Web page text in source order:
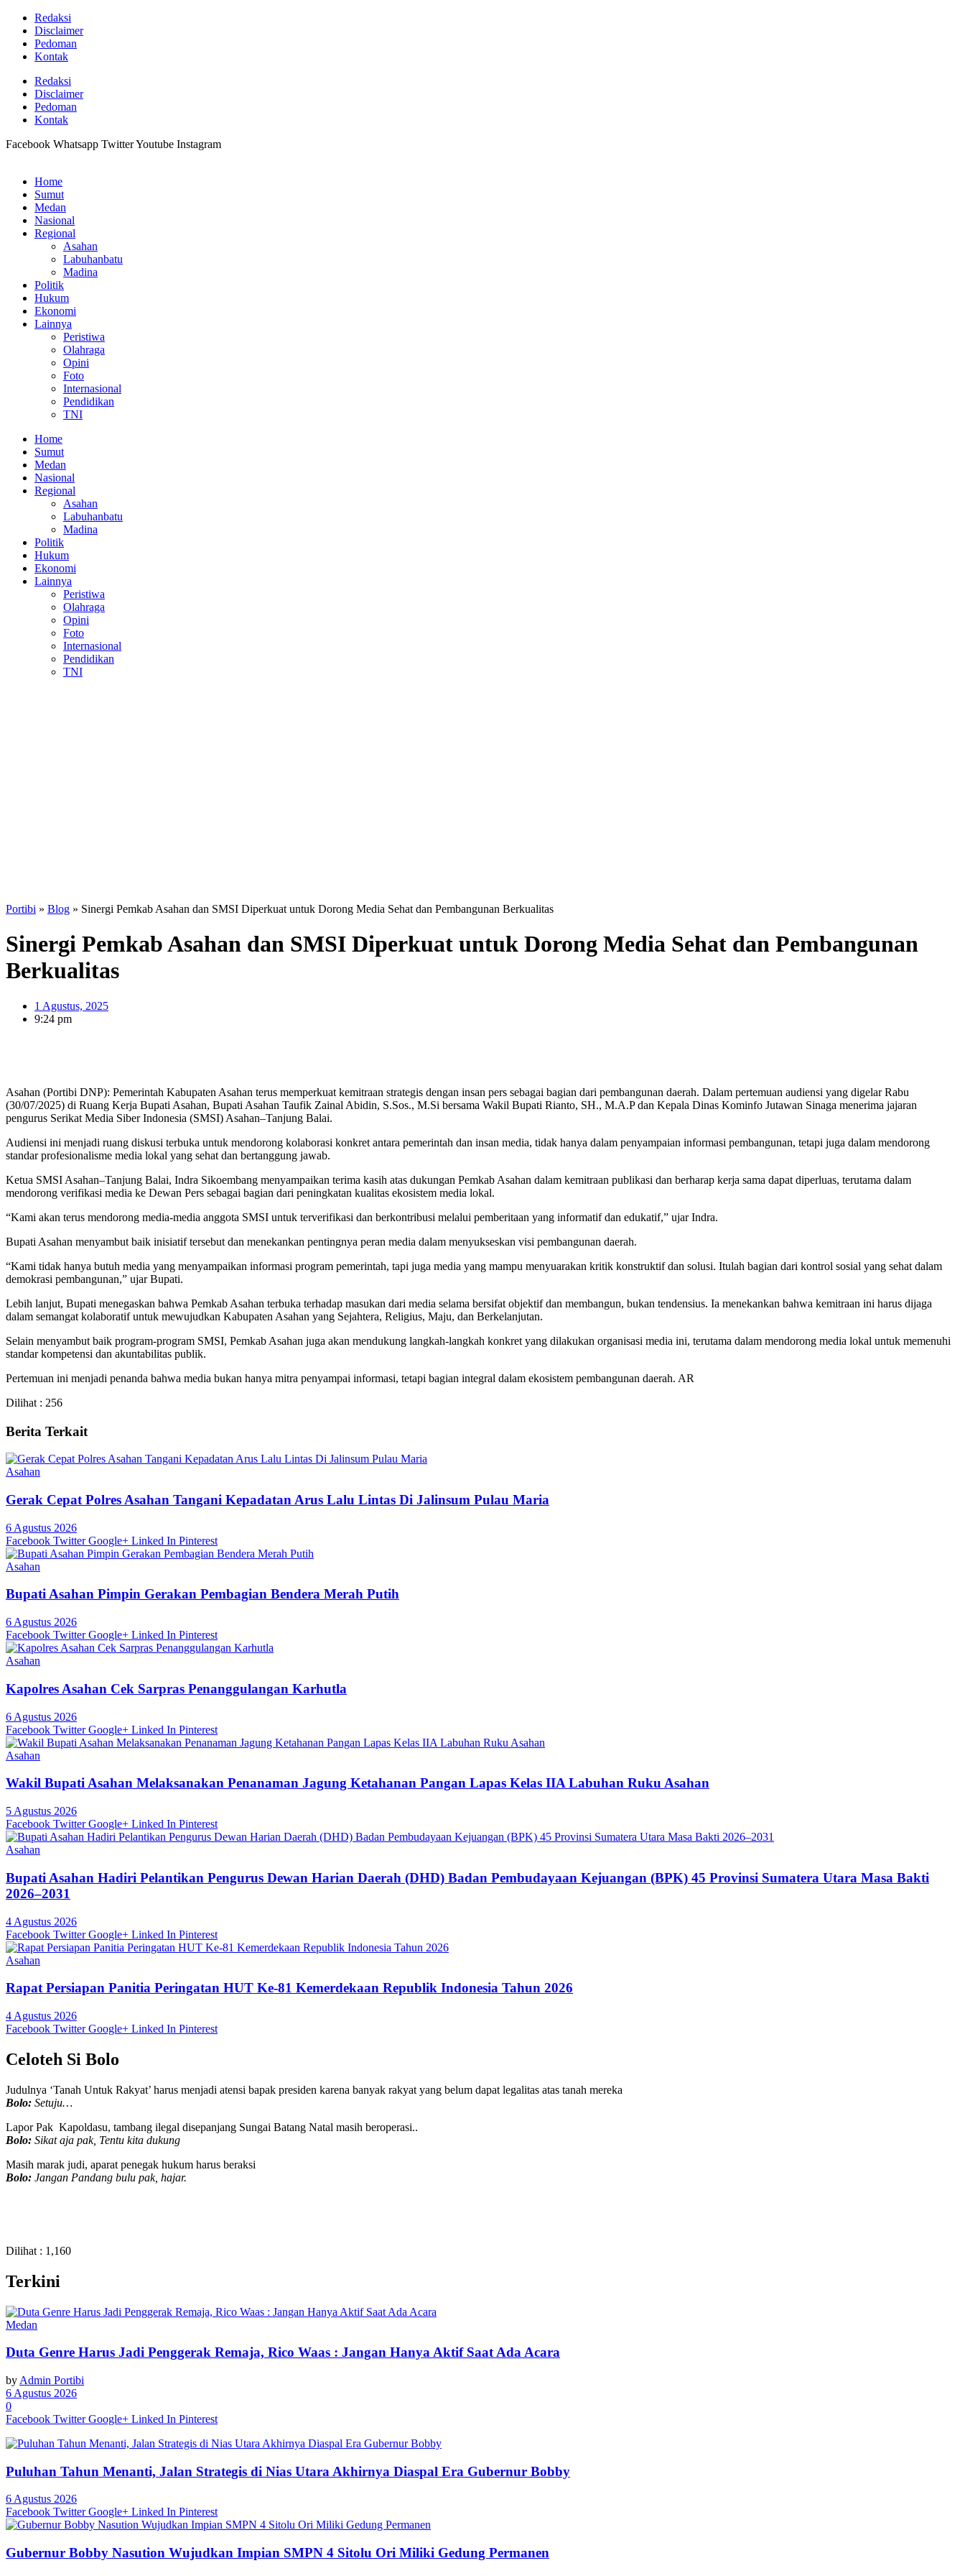
Lewati
konten
Redaksi
Disclaimer
Pedoman
Kontak
Redaksi
Disclaimer
Pedoman
Kontak
Facebook Whatsapp TwitterYoutube Instagram
Home
Sumut
Medan
Nasional
Regional
Asahan
Labuhanbatu
Madina
Politik
Hukum
Ekonomi
Lainnya
Peristiwa
Olahraga
Opini
Foto
Internasional
Pendidikan
TNI
Home
Sumut
Medan
Nasional
Regional
Asahan
Labuhanbatu
Madina
Politik
Hukum
Ekonomi
Lainnya
Peristiwa
Olahraga
Opini
Foto
Internasional
Pendidikan
TNI
Portibi » Blog » Sinergi Pemkab Asahan dan SMSI Diperkuat untuk Dorong Media Sehat dan Pembangunan Berkualitas
Sinergi Pemkab Asahan dan SMSI Diperkuat untuk Dorong Media Sehat dan Pembangunan
Berkualitas
1 Agustus, 2025
9:24 pm
Asahan (Portibi DNP): Pemerintah Kabupaten Asahan terus memperkuat kemitraan strategis dengan insan pers sebagai bagian dari pembangunan daerah. Dalam pertemuan audiensi yang digelar Rabu
(30/07/2025) di Ruang Kerja Bupati Asahan, Bupati Asahan Taufik Zainal Abidin, S.Sos., M.Si bersama Wakil Bupati Rianto, SH., M.A.P dan Kepala Dinas Kominfo Jutawan Sinaga menerima jajaran
pengurus Serikat Media Siber Indonesia (SMSI) Asahan–Tanjung Balai.
Audiensi ini menjadi ruang diskusi terbuka untuk mendorong kolaborasi konkret antara pemerintah dan insan media, tidak hanya dalam penyampaian informasi pembangunan, tetapi juga dalam mendorong
standar profesionalisme media lokal yang sehat dan bertanggung jawab.
Ketua SMSI Asahan–Tanjung Balai, Indra Sikoembang menyampaikan terima kasih atas dukungan Pemkab Asahan dalam kemitraan publikasi dan berharap kerja sama dapat diperluas, terutama dalam
mendorong verifikasi media ke Dewan Pers sebagai bagian dari peningkatan kualitas ekosistem media lokal.
“Kami akan terus mendorong media-media anggota SMSI untuk terverifikasi dan berkontribusi melalui pemberitaan yang informatif dan edukatif,” ujar Indra.
Bupati Asahan menyambut baik inisiatif tersebut dan menekankan pentingnya peran media dalam menyukseskan visi pembangunan daerah.
“Kami tidak hanya butuh media yang menyampaikan informasi program pemerintah, tapi juga media yang mampu menyuarakan kritik konstruktif dan solusi. Itulah bagian dari kontrol sosial yang sehat dalam
demokrasi pembangunan,” ujar Bupati.
Lebih lanjut, Bupati menegaskan bahwa Pemkab Asahan terbuka terhadap masukan dari media selama bersifat objektif dan membangun, bukan tendensius. Ia menekankan bahwa kemitraan ini harus dijaga
dalam semangat kolaboratif untuk mewujudkan Kabupaten Asahan yang Sejahtera, Religius, Maju, dan Berkelanjutan.
Selain menyambut baik program-program SMSI, Pemkab Asahan juga akan mendukung langkah-langkah konkret yang dilakukan organisasi media ini, terutama dalam mendorong media lokal untuk memenuhi
standar kompetensi dan akuntabilitas publik.
Pertemuan ini menjadi penanda bahwa media bukan hanya mitra penyampai informasi, tetapi bagian integral dalam ekosistem pembangunan daerah. AR
Dilihat : 256
Berita Terkait
Asahan
Gerak Cepat Polres Asahan Tangani Kepadatan Arus Lalu Lintas Di Jalinsum Pulau Maria
6 Agustus 2026
Facebook Twitter Google+ Linked In Pinterest
Asahan
Bupati Asahan Pimpin Gerakan Pembagian Bendera Merah Putih
6 Agustus 2026
Facebook Twitter Google+ Linked In Pinterest
Asahan
Kapolres Asahan Cek Sarpras Penanggulangan Karhutla
6 Agustus 2026
Facebook Twitter Google+ Linked In Pinterest
Asahan
Wakil Bupati Asahan Melaksanakan Penanaman Jagung Ketahanan Pangan Lapas Kelas IIA Labuhan Ruku Asahan
5 Agustus 2026
Facebook Twitter Google+ Linked In Pinterest
Asahan
Bupati Asahan Hadiri Pelantikan Pengurus Dewan Harian Daerah (DHD) Badan Pembudayaan Kejuangan (BPK) 45 Provinsi Sumatera Utara Masa Bakti
2026–2031
4 Agustus 2026
Facebook Twitter Google+ Linked In Pinterest
Asahan
Rapat Persiapan Panitia Peringatan HUT Ke-81 Kemerdekaan Republik Indonesia Tahun 2026
4 Agustus 2026
Facebook Twitter Google+ Linked In Pinterest
Celoteh Si Bolo
Judulnya ‘Tanah Untuk Rakyat’ harus menjadi atensi bapak presiden karena banyak rakyat yang belum dapat legalitas atas tanah mereka
Bolo: Setuju…
Lapor Pak Kapoldasu, tambang ilegal disepanjang Sungai Batang Natal masih beroperasi..
Bolo: Sikat aja pak, Tentu kita dukung
Masih marak judi, aparat penegak hukum harus beraksi
Bolo: Jangan Pandang bulu pak, hajar.
Dilihat : 1,160
Terkini
Medan
Duta Genre Harus Jadi Penggerak Remaja, Rico Waas : Jangan Hanya Aktif Saat Ada Acara
by Admin Portibi
6 Agustus 2026
0
Facebook Twitter Google+ Linked In Pinterest
Puluhan Tahun Menanti, Jalan Strategis di Nias Utara Akhirnya Diaspal Era Gubernur Bobby
6 Agustus 2026
Facebook Twitter Google+ Linked In Pinterest
Gubernur Bobby Nasution Wujudkan Impian SMPN 4 Sitolu Ori Miliki Gedung Permanen